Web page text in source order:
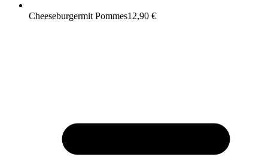
Cheeseburgermit Pommes12,90 €